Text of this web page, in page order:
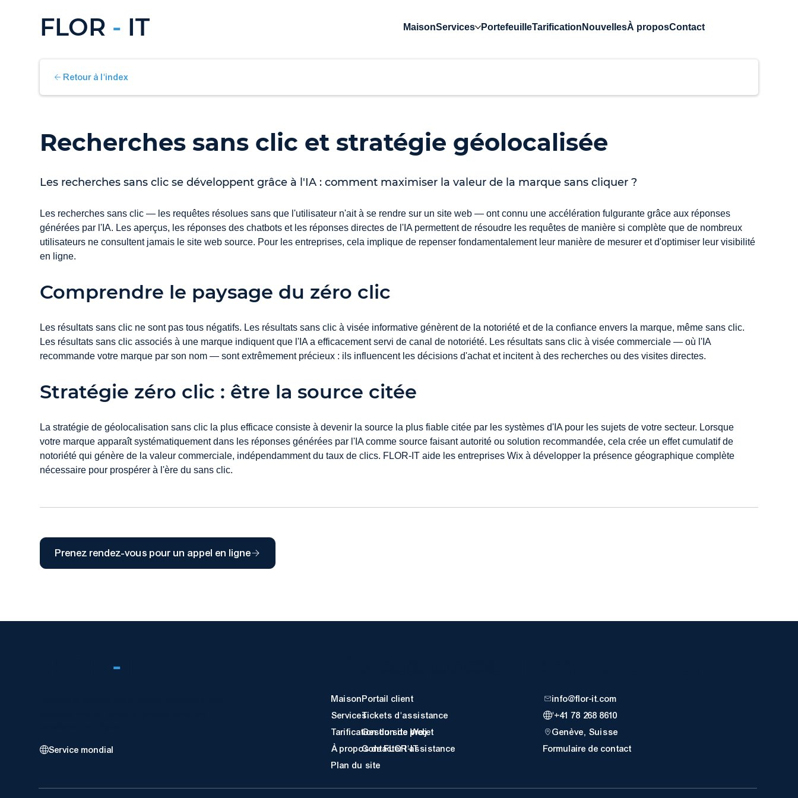
FLOR - IT MaisonServices PortefeuilleTarification NouvellesÀ proposContact
Retour à l'index
Recherches sans clic et stratégie géolocalisée
Les recherches sans clic se développent grâce à l'IA : comment maximiser la valeur de la marque sans cliquer ?
Les recherches sans clic — les requêtes résolues sans que l'utilisateur n'ait à se rendre sur un site web — ont connu une accélération fulgurante grâce aux réponses
générées par l'IA. Les aperçus, les réponses des chatbots et les réponses directes de l'IA permettent de résoudre les requêtes de manière si complète que de nombreux
utilisateurs ne consultent jamais le site web source. Pour les entreprises, cela implique de repenser fondamentalement leur manière de mesurer et d'optimiser leur visibilité
en ligne.
Comprendre le paysage du zéro clic
Les résultats sans clic ne sont pas tous négatifs. Les résultats sans clic à visée informative génèrent de la notoriété et de la confiance envers la marque, même sans clic.
Les résultats sans clic associés à une marque indiquent que l'IA a efficacement servi de canal de notoriété. Les résultats sans clic à visée commerciale — où l'IA
recommande votre marque par son nom — sont extrêmement précieux : ils influencent les décisions d'achat et incitent à des recherches ou des visites directes.
Stratégie zéro clic : être la source citée
La stratégie de géolocalisation sans clic la plus efficace consiste à devenir la source la plus fiable citée par les systèmes d'IA pour les sujets de votre secteur. Lorsque
votre marque apparaît systématiquement dans les réponses générées par l'IA comme source faisant autorité ou solution recommandée, cela crée un effet cumulatif de
notoriété qui génère de la valeur commerciale, indépendamment du taux de clics. FLOR-IT aide les entreprises Wix à développer la présence géographique complète
nécessaire pour prospérer à l'ère du sans clic.
Prenez rendez-vous pour un appel en ligne
-
Service mondial
Portail client
Tickets d'assistance
Gestion de projet
Contacter l'assistance
info@flor-it.com
'+41 78 268 8610
Genève, Suisse
Formulaire de contact
Maison
Services
Tarification du site Web
À propos de FLOR-IT
Plan du site